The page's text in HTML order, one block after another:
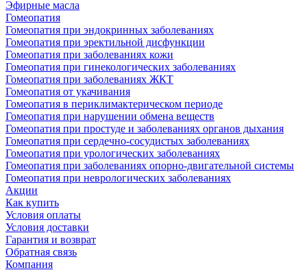
Эфирные масла
Гомеопатия
Гомеопатия при эндокринных заболеваниях
Гомеопатия при эректильной дисфункции
Гомеопатия при заболеваниях кожи
Гомеопатия при гинекологических заболеваниях
Гомеопатия при заболеваниях ЖКТ
Гомеопатия от укачивания
Гомеопатия в периклимактерическом периоде
Гомеопатия при нарушении обмена веществ
Гомеопатия при простуде и заболеваниях органов дыхания
Гомеопатия при сердечно-сосудистых заболеваниях
Гомеопатия при урологических заболеваниях
Гомеопатия при заболеваниях опорно-двигательной системы
Гомеопатия при неврологических заболеваниях
Акции
Как купить
Условия оплаты
Условия доставки
Гарантия и возврат
Обратная связь
Компания